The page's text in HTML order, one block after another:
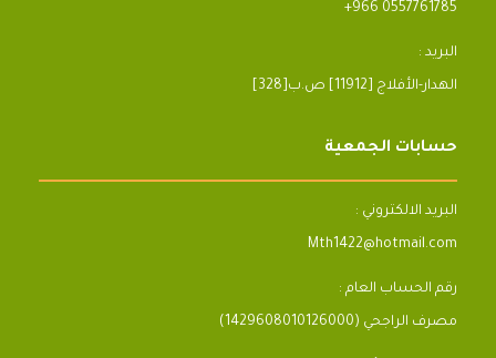
+966 0557761785
البريد :
[328]الهدار-الأفلاج [11912] ص.ب
حسابات الجمعية
البريد الالكتروني :
Mth1422@hotmail.com
رقم الحساب العام :
مصرف الراجحي (1429608010126000)